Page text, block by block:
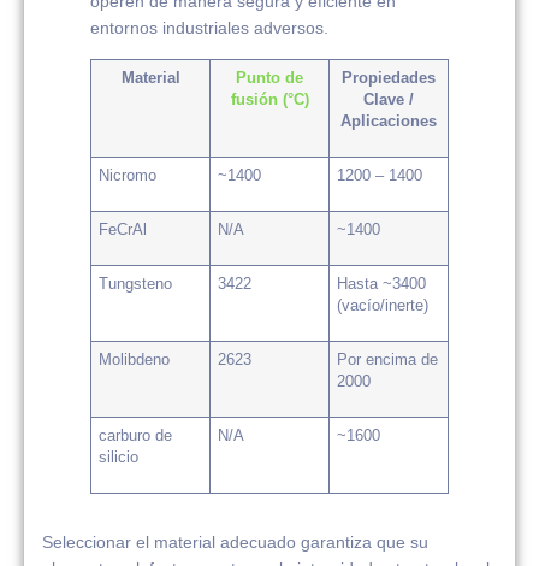
entornos industriales adversos.
Material
Punto de
fusión (°C)
Propiedades
Clave /
Aplicaciones
Nicromo ~1400 1200 – 1400
FeCrAl N/A ~1400
Tungsteno 3422
Hasta ~3400
(vacío/inerte)
Molibdeno 2623
Por encima de
2000
carburo de
silicio
N/A ~1600
Seleccionar el material adecuado garantiza que su